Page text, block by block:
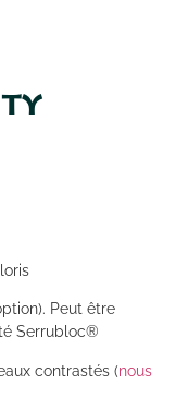
Peut être
Serrubloc®
contrastés (nous